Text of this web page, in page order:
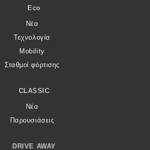
Eco
Νέα
Τεχνολογία
Mobility
Σταθμοί φόρτισης
CLASSIC
Νέα
Παρουσιάσεις
DRIVE AWAY